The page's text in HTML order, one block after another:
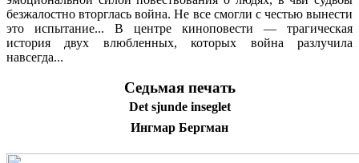
безжалостно вторглась война. Не все смогли с честью вынести
это испытание... В центре киноповести — трагическая
история двух влюбленных, которых война разлучила
навсегда...
Седьмая печать
Det sjunde inseglet
Ингмар Бергман